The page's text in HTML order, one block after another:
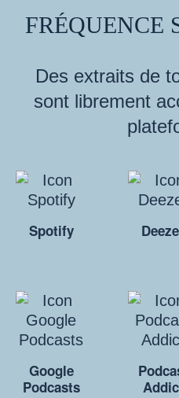
FRÉQUENCE
Des extraits de
sont librement
Spotify
Google
Podcasts